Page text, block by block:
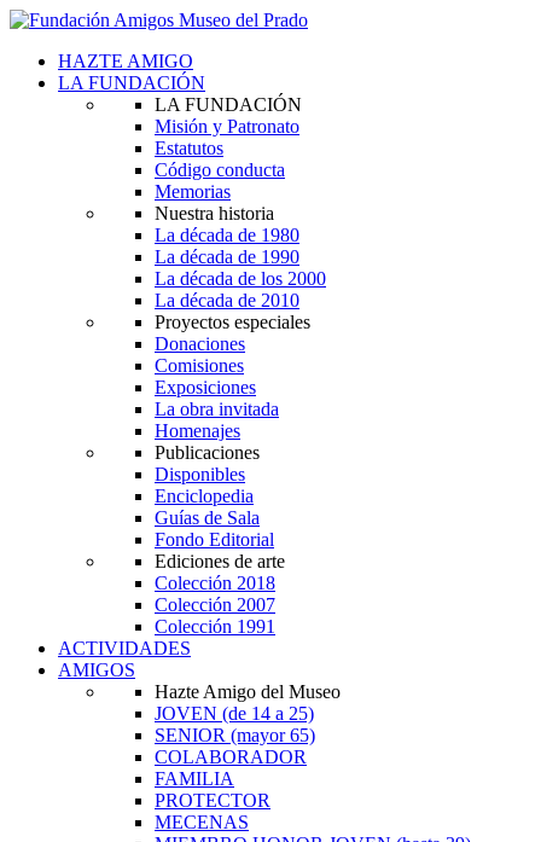
HAZTE AMIGO
LA FUNDACIÓN
LA FUNDACIÓN
Misión y Patronato
Estatutos
Código conducta
Memorias
Nuestra historia
La década de 1980
La década de 1990
La década de los 2000
La década de 2010
Proyectos especiales
Donaciones
Comisiones
Exposiciones
La obra invitada
Homenajes
Publicaciones
Disponibles
Enciclopedia
Guías de Sala
Fondo Editorial
Ediciones de arte
Colección 2018
Colección 2007
Colección 1991
ACTIVIDADES
AMIGOS
Hazte Amigo del Museo
JOVEN (de 14 a 25)
SENIOR (mayor 65)
COLABORADOR
FAMILIA
PROTECTOR
MECENAS